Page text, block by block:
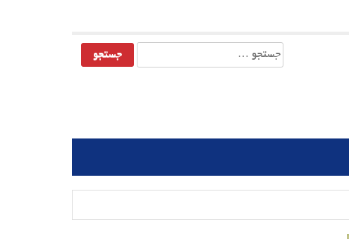
جستجو
برای: